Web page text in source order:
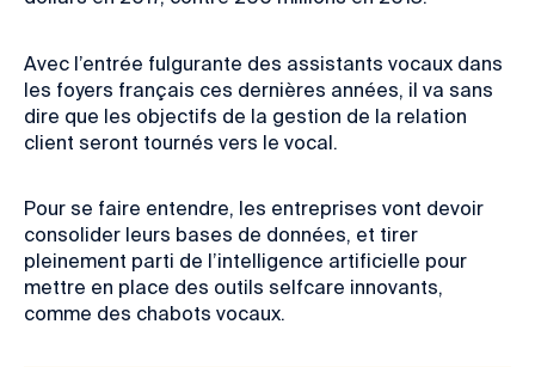
Avec l’entrée fulgurante des assistants vocaux dans
les foyers français ces dernières années, il va sans
dire que les objectifs de la gestion de la relation
client seront tournés vers le vocal.
Pour se faire entendre, les entreprises vont devoir
consolider leurs bases de données, et tirer
pleinement parti de l’intelligence artificielle pour
mettre en place des outils selfcare innovants,
comme des chabots vocaux.